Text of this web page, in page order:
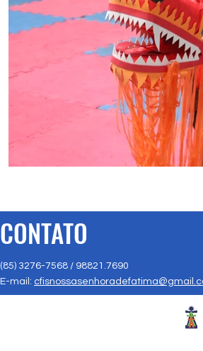
CONTATO
(85) 3276-7568 / 98821.7690
E-mail: